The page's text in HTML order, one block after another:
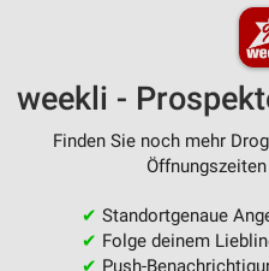
weekli -
Finden Sie noch mehr
✔ Standortgenaue
✔ Folge deinem
✔ Push-